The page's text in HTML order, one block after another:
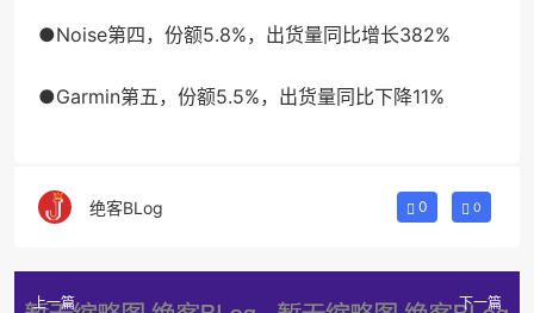
●Noise第四，份额5.8%，出货量同比增长382%
●Garmin第五，份额5.5%，出货量同比下降11%
绝客BLog 0 0
上一篇
下一篇